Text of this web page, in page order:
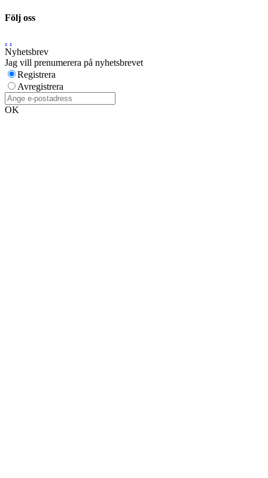
Följ oss
. .
Nyhetsbrev
Jag vill prenumerera på nyhetsbrevet
Registrera
Avregistrera
OK